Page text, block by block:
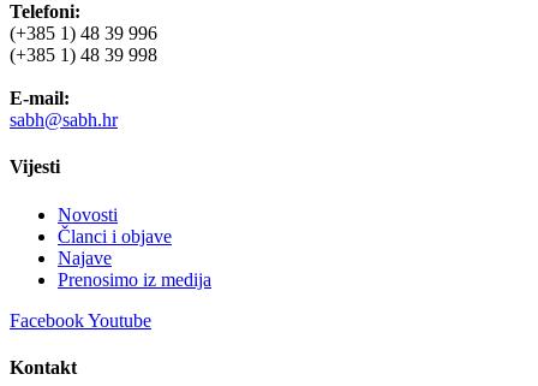
Telefoni:
(+385 1) 48 39 996
(+385 1) 48 39 998
E-mail:
sabh@sabh.hr
Vijesti
Novosti
Članci i objave
Najave
Prenosimo iz medija
FacebookYoutube
Kontakt